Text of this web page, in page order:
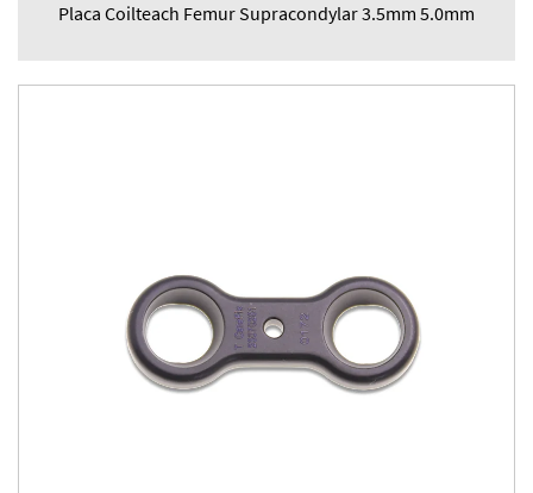
Placa Coilteach Femur Supracondylar 3.5mm 5.0mm